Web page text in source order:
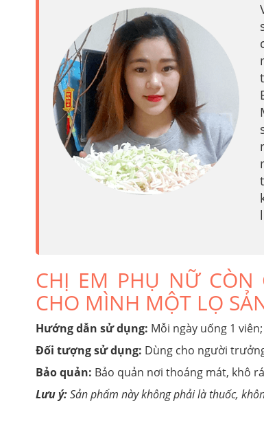
CHỊ EM PHỤ NỮ
CHO MÌNH MỘT LỌ
Hướng dẫn sử dụng: Mỗi ngày uống 1
Đối tượng sử dụng: Dùng cho người
Bảo quản: Bảo quản nơi thoáng mát, khô
Lưu ý:Sản phẩm này không phải là thuốc,